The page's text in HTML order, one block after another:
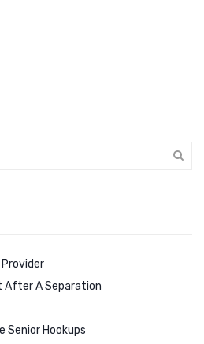
After A Separation
Senior Hookups